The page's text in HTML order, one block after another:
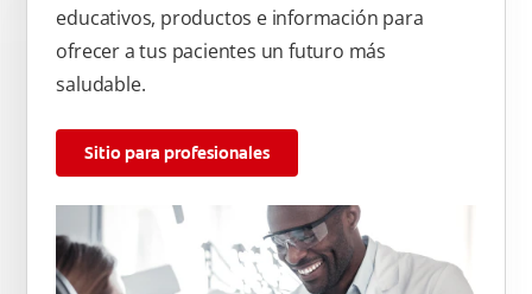
educativos, productos e información para
ofrecer a tus pacientes un futuro más
saludable.
Sitio para profesionales